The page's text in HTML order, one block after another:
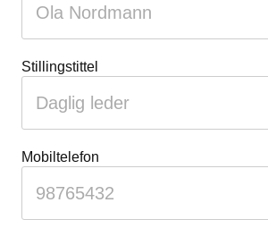
Stillingstittel
Mobiltelefon